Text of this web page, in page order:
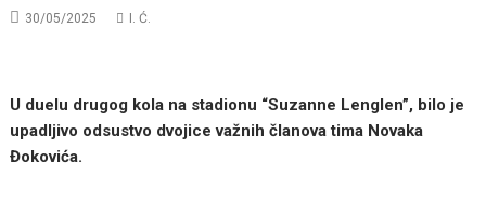
30/05/2025 I. Ć.
U duelu drugog kola na stadionu “Suzanne Lenglen”, bilo je
upadljivo odsustvo dvojice važnih članova tima Novaka
Đokovića.